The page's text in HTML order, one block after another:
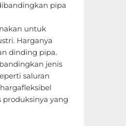
pipa
untuk
Harganya
dinding pipa.
jenis
saluran
yang